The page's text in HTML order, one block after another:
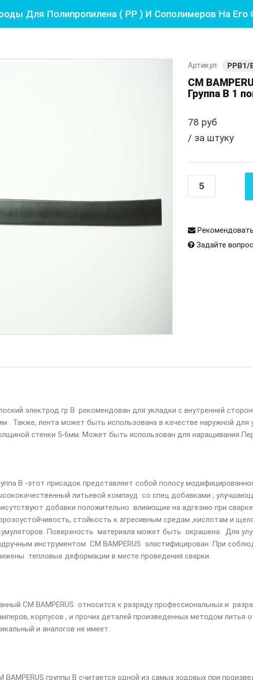
Для Полипропилена ( РР ) И Сополимеров На Его
Артикул: PPB1/
СМ
Группа B 1
78 руб
/ за штуку
Задайте
электрод гр В рекомендован для укладки с внутренней
. Также, лента может быть использована в качестве наружной
стенки 5-6мм. Может быть использован для
В -этот присадок представляет собой полосу
литьевой компауд со спец добавками ,
добавки положительно влияющие на адгезию при
стойкость к агресивным средам ,кислотам и
Поверхность материала может быть окрашена. Для
инструментом СМ BAMPERUS эластифицирован. При
тепловые деформации в месте проведения сварки.
СМ BAMPERUS относится к разряду профессиональных и
корпусов , и прочих деталей произведенных методом литья
и аналогов не имеет.
BAMPERUS группы В считается одной из самых ходовых при